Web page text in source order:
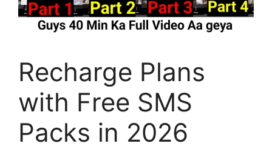
Recharge Plans
with Free SMS
Packs in 2026